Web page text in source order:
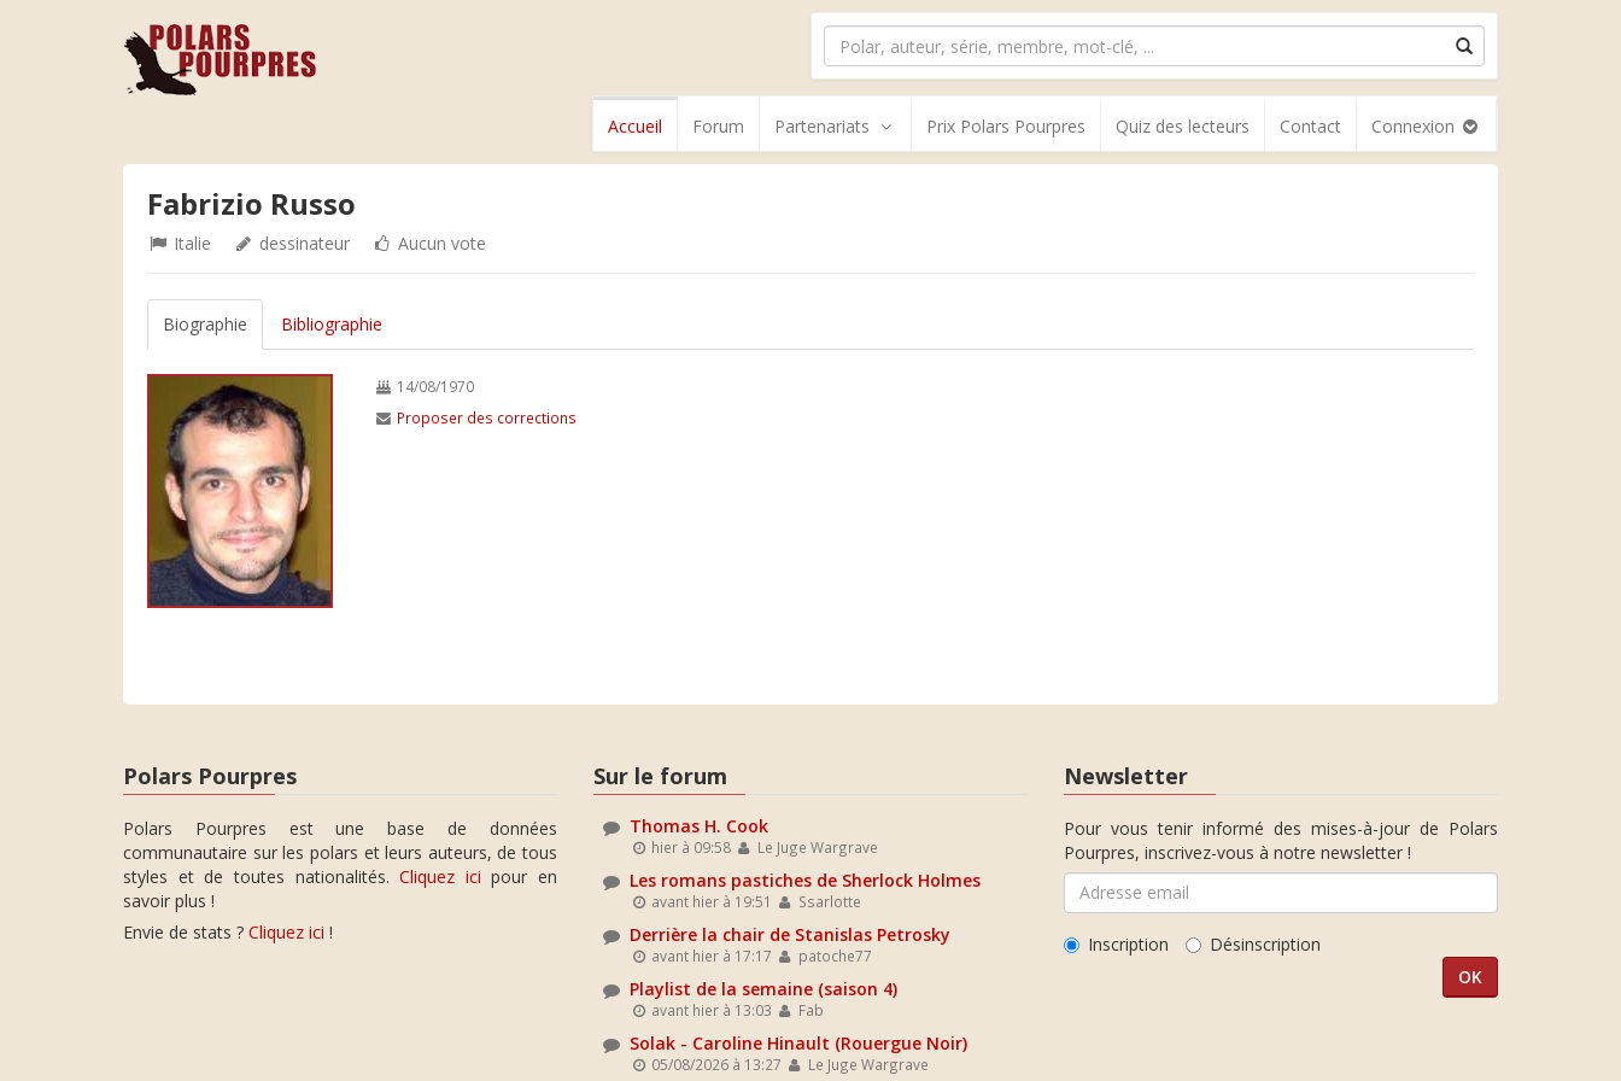
Accueil Forum Partenariats Prix Polars Pourpres Quiz des lecteurs Contact Connexion
Fabrizio Russo
Italie dessinateur Aucun vote
Biographie Bibliographie
14/08/1970
Proposer des corrections
Polars Pourpres
Polars Pourpres est une base de données
communautaire sur les polars et leurs auteurs, de tous
styles et de toutes nationalités.Cliquez ici pour en
savoir plus !
Envie de stats ? Cliquez ici !
Sur le forum
Thomas H. Cook
hier à 09:58 Le Juge Wargrave
Les romans pastiches de Sherlock Holmes
avant hier à 19:51 Ssarlotte
Derrière la chair de Stanislas Petrosky
avant hier à 17:17 patoche77
Playlist de la semaine (saison 4)
avant hier à 13:03 Fab
Solak - Caroline Hinault (Rouergue Noir)
05/08/2026 à 13:27 Le Juge Wargrave
Newsletter
Pour vous tenir informé des mises-à-jour de Polars
Pourpres, inscrivez-vous à notre newsletter !
Inscription Désinscription